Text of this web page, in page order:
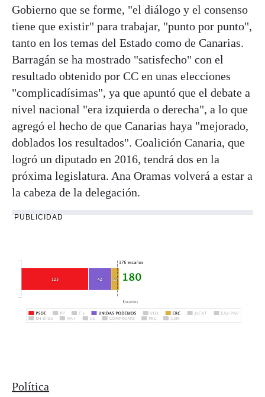
Gobierno que se forme, "el diálogo y el consenso
tiene que existir" para trabajar, "punto por punto",
tanto en los temas del Estado como de Canarias.
Barragán se ha mostrado "satisfecho" con el
resultado obtenido por CC en unas elecciones
"complicadísimas", ya que apuntó que el debate a
nivel nacional "era izquierda o derecha", a lo que
agregó el hecho de que Canarias haya "mejorado,
doblados los resultados". Coalición Canaria, que
logró un diputado en 2016, tendrá dos en la
próxima legislatura. Ana Oramas volverá a estar a
la cabeza de la delegación.
PUBLICIDAD
Política